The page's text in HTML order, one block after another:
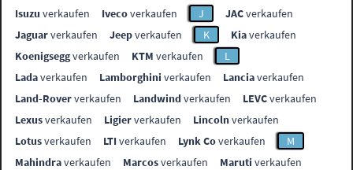
Isuzu verkaufen Ivecoverkaufen J JACverkaufen
Jaguarverkaufen Jeepverkaufen K Kiaverkaufen
Koenigseggverkaufen KTM verkaufen
L
Ladaverkaufen Lamborghini verkaufen Lanciaverkaufen
Land-Roververkaufen Landwindverkaufen LEVCverkaufen
Lexusverkaufen Ligierverkaufen Lincolnverkaufen
Lotusverkaufen LTIverkaufen Lynk Coverkaufen
M
Mahindraverkaufen Marcosverkaufen Maruti verkaufen